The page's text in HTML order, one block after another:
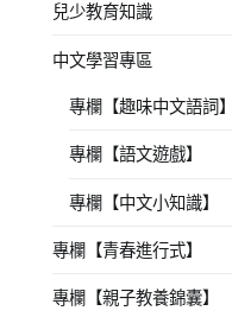
兒少教育知識
中文學習專區
專欄【趣味中文語詞】
專欄【語文遊戲】
專欄【中文小知識】
專欄【青春進行式】
專欄【親子教養錦囊】